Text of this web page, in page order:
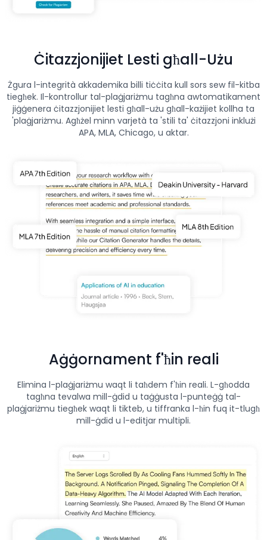
Ċitazzjonijiet Lesti għall-Użu
Żgura l-integrità akkademika billi tiċċita kull sors sew fil-kitba
tiegħek. Il-kontrollur tal-plaġjariżmu tagħna awtomatikament
jiġġenera ċitazzjonijiet lesti għall-użu għall-każijiet kollha ta
'plaġjariżmu. Agħżel minn varjetà ta 'stili ta' ċitazzjoni inklużi
APA, MLA, Chicago, u aktar.
Aġġornament f'ħin reali
Elimina l-plaġjariżmu waqt li taħdem f'ħin reali. L-għodda
tagħna tevalwa mill-ġdid u taġġusta l-punteġġ tal-
plaġjariżmu tiegħek waqt li tikteb, u tiffranka l-ħin fuq it-tlugħ
mill-ġdid u l-editjar multipli.